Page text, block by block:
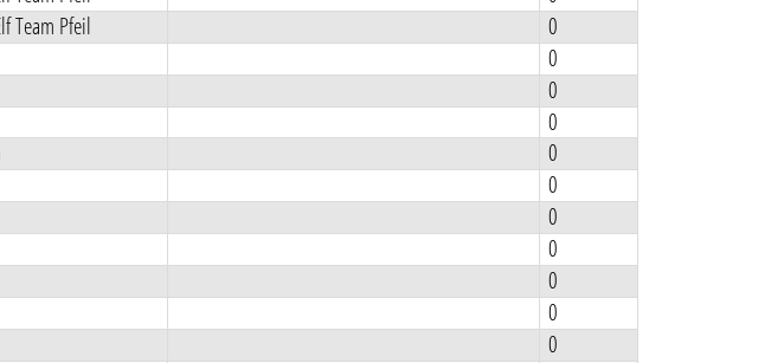
Team Pfeil
0
0
0
0
0
0
0
0
0
0
0